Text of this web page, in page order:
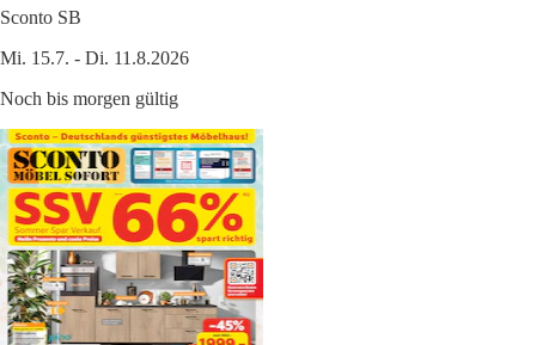
Sconto SB
Mi. 15.7. - Di. 11.8.2026
Noch bis morgen gültig